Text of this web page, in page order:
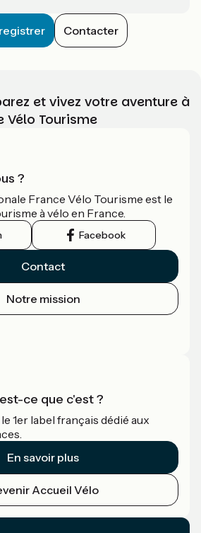
Contacter
et vivez votre aventure à
Vélo Tourisme
?
France Vélo Tourisme est le
à vélo en France.
Facebook
Contact
Notre mission
ce que c'est ?
1er label français dédié aux
En savoir plus
Accueil Vélo